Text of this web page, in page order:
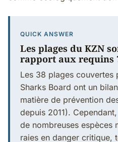
QUICK ANSWER
Les plages du KZN
rapport aux requins
Les 38 plages couvertes
Sharks Board ont un
matière de prévention
depuis 2011).
de nombreuses
raies en danger critique,